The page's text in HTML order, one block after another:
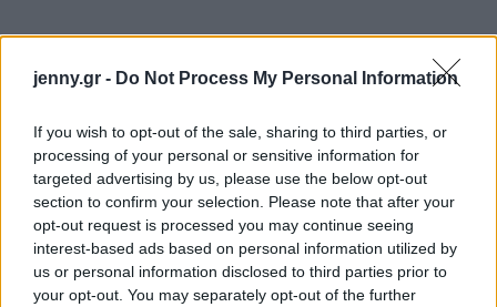
jenny.gr - Do Not Process My Personal Information
If you wish to opt-out of the sale, sharing to third parties, or
processing of your personal or sensitive information for
targeted advertising by us, please use the below opt-out
section to confirm your selection. Please note that after your
opt-out request is processed you may continue seeing
interest-based ads based on personal information utilized by
us or personal information disclosed to third parties prior to
your opt-out. You may separately opt-out of the further